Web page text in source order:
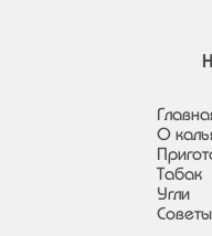
О
Табак
Угли
Советы